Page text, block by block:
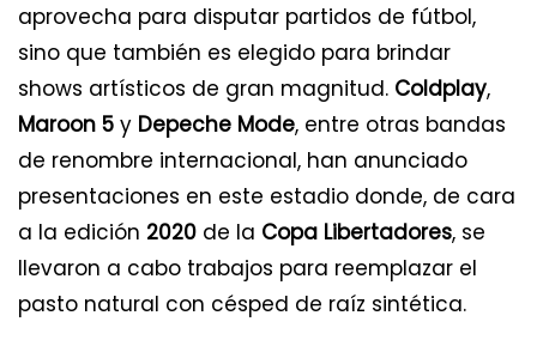
aprovecha para disputar partidos de fútbol,
sino que también es elegido para brindar
shows artísticos de gran magnitud. Coldplay,
Maroon 5 y Depeche Mode, entre otras bandas
de renombre internacional, han anunciado
presentaciones en este estadio donde, de cara
a la edición 2020 de la Copa Libertadores, se
llevaron a cabo trabajos para reemplazar el
pasto natural con césped de raíz sintética.